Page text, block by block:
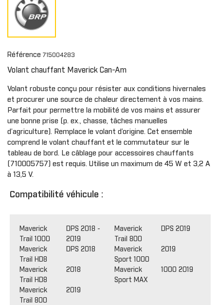
Référence 715004283
Volant chauffant Maverick Can-Am
Volant robuste conçu pour résister aux conditions hivernales
et procurer une source de chaleur directement à vos mains.
Parfait pour permettre la mobilité de vos mains et assurer
une bonne prise (p. ex., chasse, tâches manuelles
d’agriculture). Remplace le volant d’origine. Cet ensemble
comprend le volant chauffant et le commutateur sur le
tableau de bord. Le câblage pour accessoires chauffants
(710005757) est requis. Utilise un maximum de 45 W et 3,2 A
à 13,5 V.
Compatibilité véhicule :
Maverick
Trail 1000
DPS 2018 -
2019
Maverick
Trail HD8
DPS 2018
Maverick
Trail HD8
2018
Maverick
Trail 800
2019
Maverick
Trail 800
DPS 2019
Maverick
Sport 1000
2019
Maverick
Sport MAX
1000 2019